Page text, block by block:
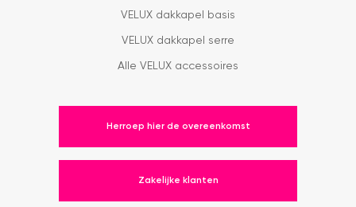
VELUX dakkapel basis
VELUX dakkapel serre
Alle VELUX accessoires
Herroep hier de overeenkomst
Zakelijke klanten